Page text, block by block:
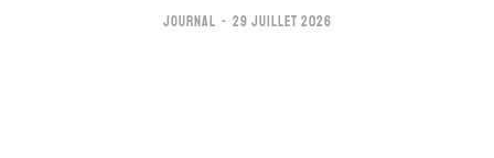
JOURNAL 29 JUILLET 2026